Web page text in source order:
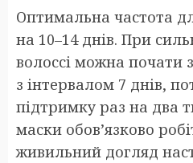
Оптимальна частота
на 10–14 днів. При
волоссі можна почати
з інтервалом 7 днів,
підтримку раз на два
маски обов’язково
живильний догляд